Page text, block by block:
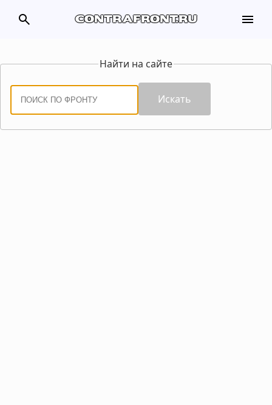
search contrafront.ru menu
Найти на сайте
Искать